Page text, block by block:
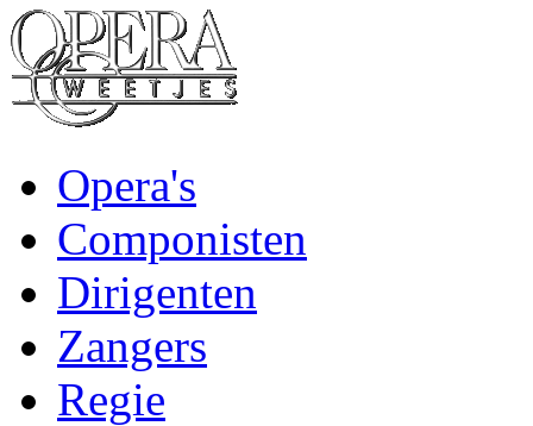
Opera's
Componisten
Dirigenten
Zangers
Regie